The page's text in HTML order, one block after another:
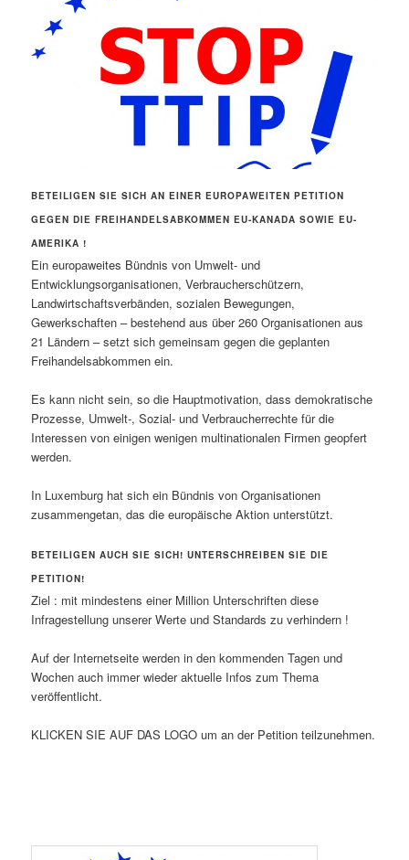
BETEILIGEN SIE SICH AN EINER EUROPAWEITEN PETITION
GEGEN DIE FREIHANDELSABKOMMEN EU-KANADA SOWIE EU-
AMERIKA !
Ein europaweites Bündnis von Umwelt- und
Entwicklungsorganisationen, Verbraucherschützern,
Landwirtschaftsverbänden, sozialen Bewegungen,
Gewerkschaften – bestehend aus über 260 Organisationen aus
21 Ländern – setzt sich gemeinsam gegen die geplanten
Freihandelsabkommen ein.
Es kann nicht sein, so die Hauptmotivation, dass demokratische
Prozesse, Umwelt-, Sozial- und Verbraucherrechte für die
Interessen von einigen wenigen multinationalen Firmen geopfert
werden.
In Luxemburg hat sich ein Bündnis von Organisationen
zusammengetan, das die europäische Aktion unterstützt.
BETEILIGEN AUCH SIE SICH! UNTERSCHREIBEN SIE DIE
PETITION!
Ziel : mit mindestens einer Million Unterschriften diese
Infragestellung unserer Werte und Standards zu verhindern !
Auf der Internetseite werden in den kommenden Tagen und
Wochen auch immer wieder aktuelle Infos zum Thema
veröffentlicht.
KLICKEN SIE AUF DAS LOGO um an der Petition teilzunehmen.